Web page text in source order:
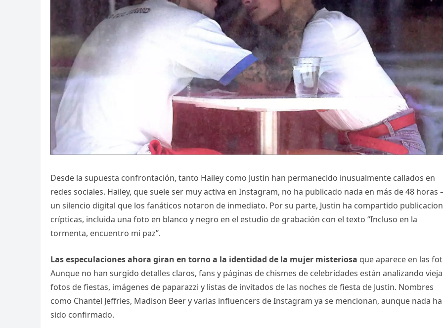
Desde la supuesta confrontación, tanto Hailey como Justin han permanecido inusualmente callados en
redes sociales. Hailey, que suele ser muy activa en Instagram, no ha publicado nada en más de 48 horas
un silencio digital que los fanáticos notaron de inmediato. Por su parte, Justin ha compartido
crípticas, incluida una foto en blanco y negro en el estudio de grabación con el texto “Incluso en la
tormenta, encuentro mi paz”.
Las especulaciones ahora giran en torno a la identidad de la mujer misteriosa que aparece en las
Aunque no han surgido detalles claros, fans y páginas de chismes de celebridades están analizando
fotos de fiestas, imágenes de paparazzi y listas de invitados de las noches de fiesta de Justin. Nombres
como Chantel Jeffries, Madison Beer y varias influencers de Instagram ya se mencionan, aunque nada ha
sido confirmado.